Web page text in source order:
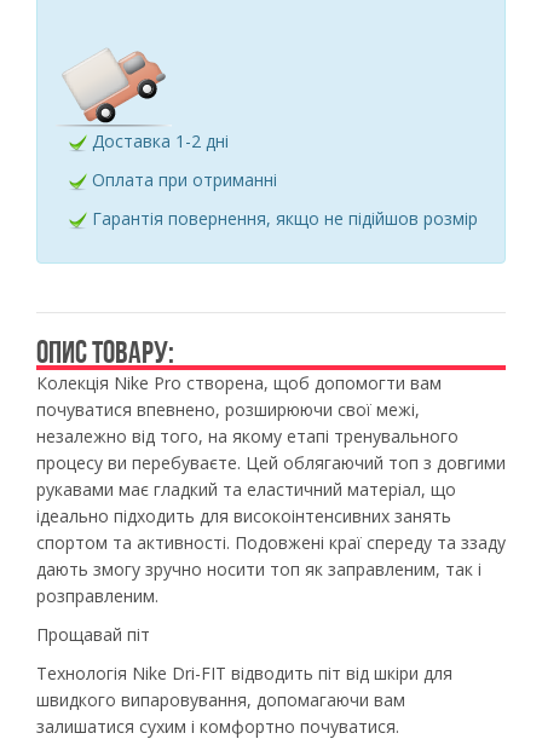
Доставка 1-2 дні
Оплата при отриманні
Гарантія повернення, якщо не підійшов розмір
ОПИС ТОВАРУ:
Колекція Nike Pro створена, щоб допомогти вам
почуватися впевнено, розширюючи свої межі,
незалежно від того, на якому етапі тренувального
процесу ви перебуваєте. Цей облягаючий топ з довгими
рукавами має гладкий та еластичний матеріал, що
ідеально підходить для високоінтенсивних занять
спортом та активності. Подовжені краї спереду та ззаду
дають змогу зручно носити топ як заправленим, так і
розправленим.
Прощавай піт
Технологія Nike Dri-FIT відводить піт від шкіри для
швидкого випаровування, допомагаючи вам
залишатися сухим і комфортно почуватися.